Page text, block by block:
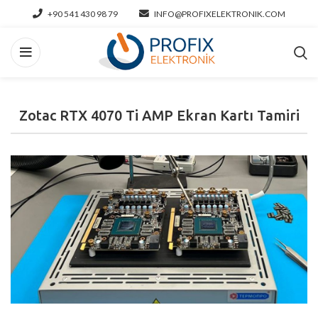
+90 541 430 98 79 INFO@PROFIXELEKTRONIK.COM
Zotac RTX 4070 Ti AMP Ekran Kartı Tamiri